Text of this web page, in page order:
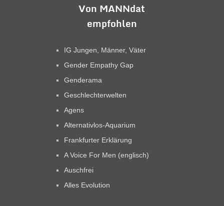
Von MANNdat
empfohlen
IG Jungen, Männer, Väter
Gender Empathy Gap
Genderama
Geschlechterwelten
Agens
Alternativlos-Aquarium
Frankfurter Erklärung
A Voice For Men (englisch)
Auschfrei
Alles Evolution